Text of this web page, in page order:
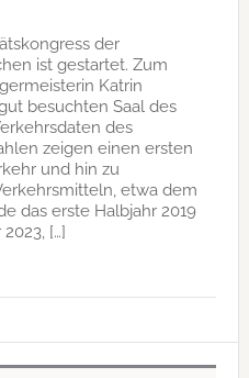
der
ist gestartet. Zum
Katrin
besuchten Saal des
des
zeigen einen ersten
und hin zu
etwa dem
das erste Halbjahr 2019
[…]